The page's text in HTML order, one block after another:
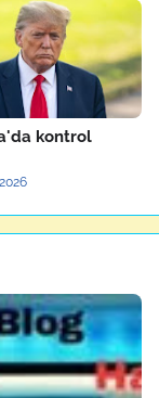
kontrol